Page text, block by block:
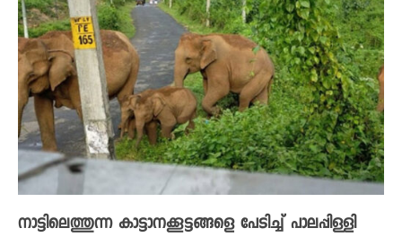
നാട്ടിലെത്തുന്ന കാട്ടാനക്കൂട്ടങ്ങളെ പേടിച്ച് പാലപ്പിള്ളി